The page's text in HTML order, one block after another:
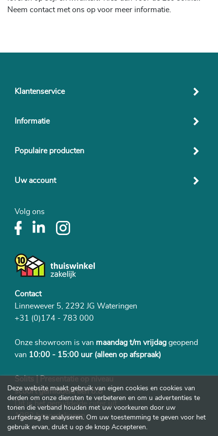
Neem contact met ons op voor meer informatie.
Klantenservice
Informatie
Populaire producten
Uw account
Volg ons
Contact
Linnewever 5, 2292 JG Wateringen
+31 (0)174 - 783 000
Onze showroom is van maandag t/m vrijdag geopend
van 10:00 - 15:00 uur (alleen op afspraak)
Solits | Presentatie op niveau
scoort gemiddeld een 8.8
Dit is het gemiddelde cijfer uit
1982 beoordelingen
Deze website maakt gebruik van eigen cookies en cookies van
derden om onze diensten te verbeteren en om u advertenties te
tonen die verband houden met uw voorkeuren door uw
surfgedrag te analyseren. Om uw toestemming te geven voor het
gebruik ervan, drukt u op de knop Accepteren.